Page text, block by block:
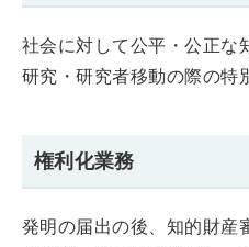
社会に対して公平・公正な
研究・研究者移動の際の特
権利化業務
発明の届出の後、知的財産